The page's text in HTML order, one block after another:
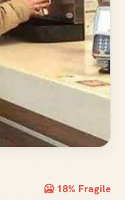
🥶 18% Fragile